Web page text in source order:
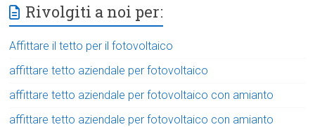
Rivolgiti a noi per:
Affittare il tetto per il fotovoltaico
affittare tetto aziendale per fotovoltaico
affittare tetto aziendale per fotovoltaico con amianto
affittare tetto aziendale per fotovoltaico con amianto